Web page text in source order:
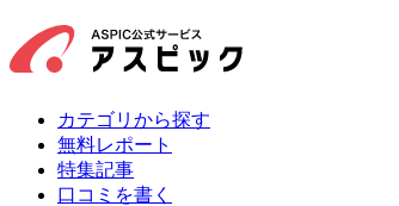
カテゴリから探す
無料レポート
特集記事
口コミを書く